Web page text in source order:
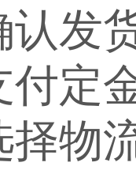
认发
定
物